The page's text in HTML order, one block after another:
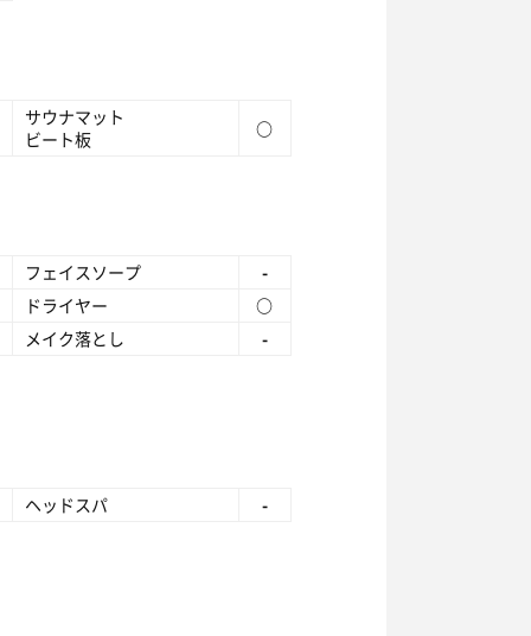
サウナマット
ビート板
○
フェイスソープ
-
ドライヤー
○
メイク落とし
-
ヘッドスパ -